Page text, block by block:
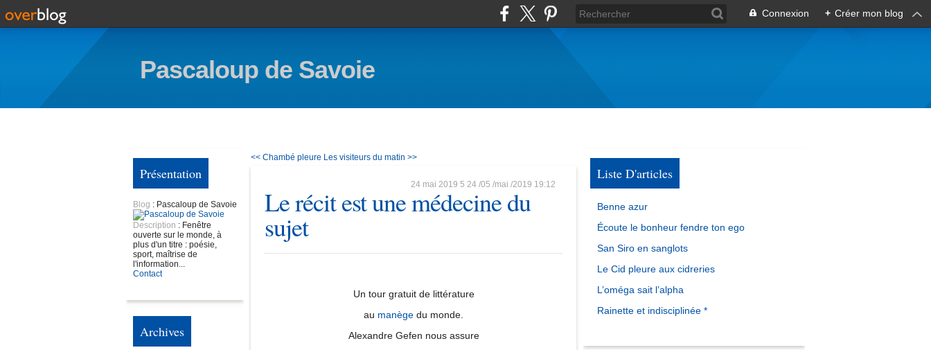
Connexion + Créer mon blog
Pascaloup de Savoie
Présentation
Blog : Pascaloup de Savoie
Description : Fenêtre
ouverte sur le monde, à
plus d'un titre : poésie,
sport, maîtrise de
l'information...
Contact
Archives
<< Chambé pleure Les visiteurs du matin >>
24 mai 2019 5 24 /05 /mai /2019 19:12
Le récit est une médecine du
sujet
Un tour gratuit de littérature
au manège du monde.
Alexandre Gefen nous assure
Liste D'articles
Benne azur
Écoute le bonheur fendre ton ego
San Siro en sanglots
Le Cid pleure aux cidreries
L’oméga sait l’alpha
Rainette et indisciplinée *